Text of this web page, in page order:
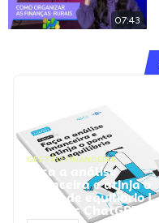
07:43
GESTÃO FINANCEIRA
Faça a análise
financeira e atinja o
ponto de equilíbrio |
Prompts ChatGPT